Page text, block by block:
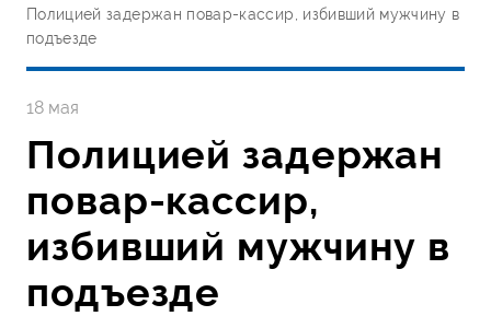
Полицией задержан повар-кассир, избивший мужчину в
подъезде
18 мая
Полицией задержан
повар-кассир,
избивший мужчину в
подъезде